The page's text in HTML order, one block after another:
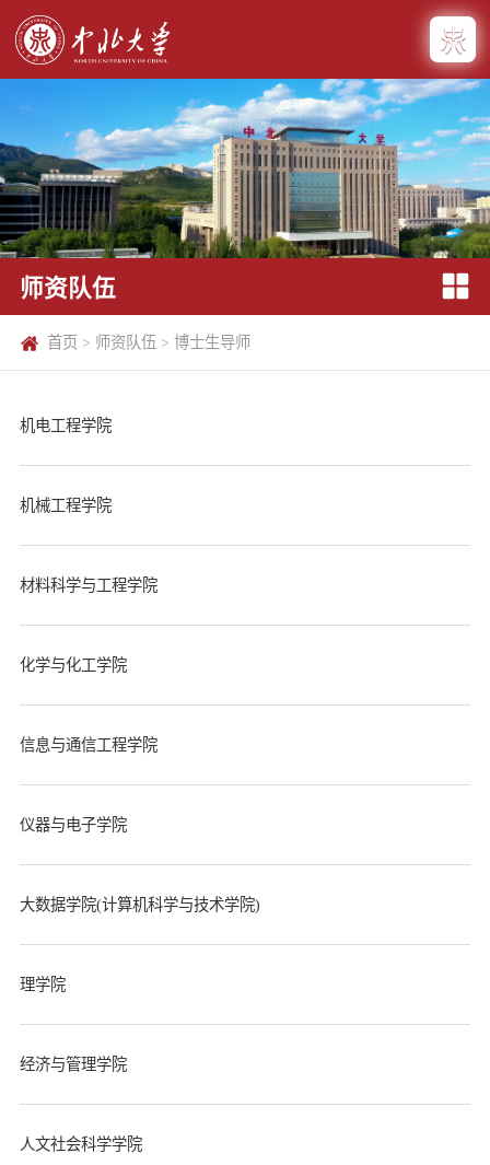
师资队伍
首页 > 师资队伍 >博士生导师
机电工程学院
机械工程学院
材料科学与工程学院
化学与化工学院
信息与通信工程学院
仪器与电子学院
大数据学院(计算机科学与技术学院)
理学院
经济与管理学院
人文社会科学学院